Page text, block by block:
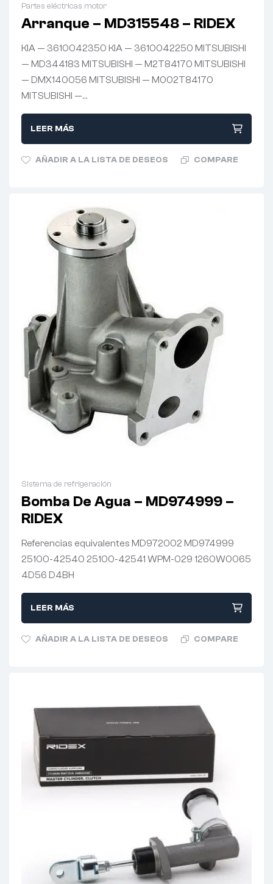
Partes eléctricas motor
Arranque – MD315548 – RIDEX
KIA — 3610042350 KIA — 3610042250 MITSUBISHI
— MD344183 MITSUBISHI — M2T84170 MITSUBISHI
— DMX140056 MITSUBISHI — M002T84170
MITSUBISHI —…
LEER MÁS
AÑADIR A LA LISTA DE DESEOS COMPARE
Sistema de refrigeración
Bomba De Agua – MD974999 –
RIDEX
Referencias equivalentes MD972002 MD974999
25100-42540 25100-42541 WPM-029 1260W0065
4D56 D4BH
LEER MÁS
AÑADIR A LA LISTA DE DESEOS COMPARE